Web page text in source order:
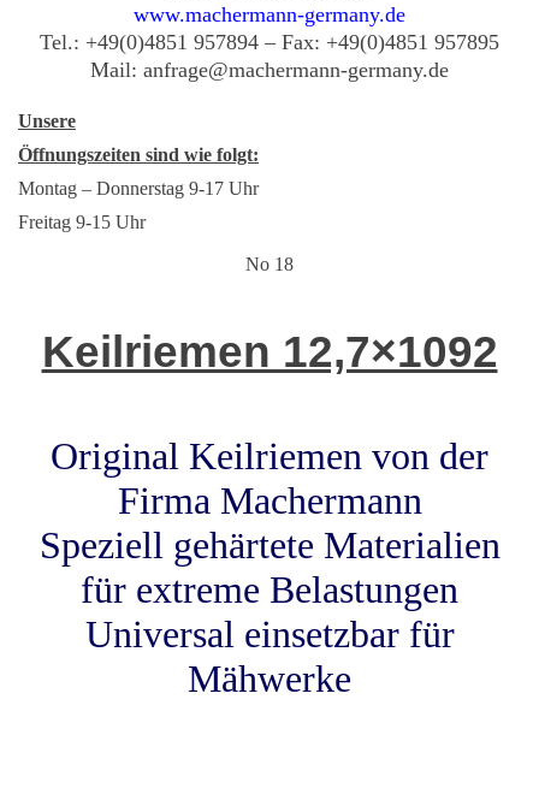
www.machermann-germany.de
Tel.: +49(0)4851 957894 – Fax: +49(0)4851 957895
Mail: anfrage@machermann-germany.de
Unsere
Öffnungszeiten sind wie folgt:
Montag – Donnerstag 9-17 Uhr
Freitag 9-15 Uhr
No 18
Keilriemen 12,7×1092
Original Keilriemen von der
Firma Machermann
Speziell gehärtete Materialien
für extreme Belastungen
Universal einsetzbar für
Mähwerke